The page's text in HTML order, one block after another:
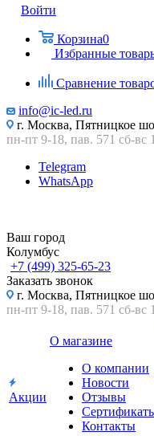
Войти
Корзина0
Избранные
Сравнение
info@ic-led.ru
г. Москва, Пятницкое
пн-пт 9-18, пав. 571 сб-вс
Telegram
WhatsApp
Ваш город
Колумбус
+7 (499) 325-65-23
Заказать звонок
г. Москва, Пятницкое
пн-пт 9-18, пав. 571 сб-вс
Акции
О магазине
О компании
Новости
Отзывы
Контакты